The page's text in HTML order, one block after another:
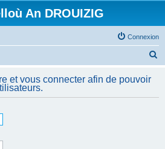
An DROUIZIG
Connexion
h
et vous connecter afin de pouvoir